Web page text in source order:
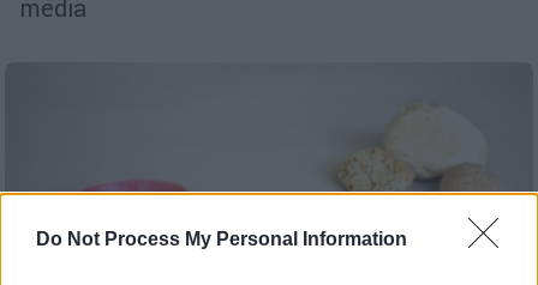
Do Not Process My Personal Information
media